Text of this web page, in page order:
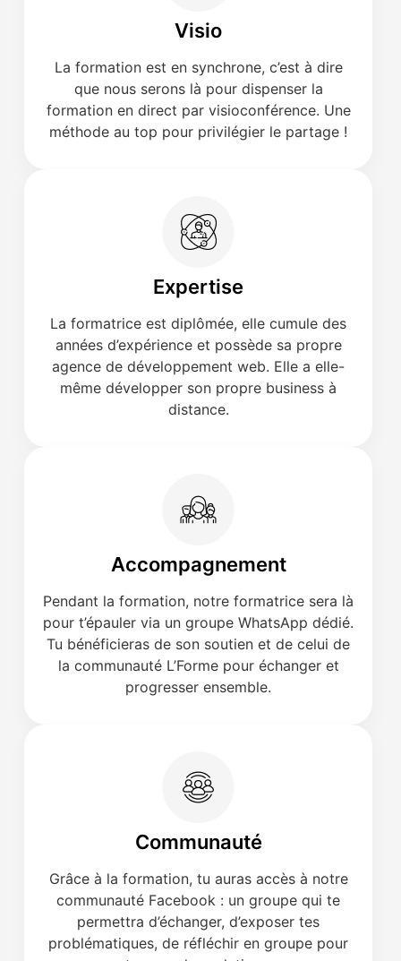
Visio
La formation est en synchrone, c’est à dire
que nous serons là pour dispenser la
formation en direct par visioconférence. Une
méthode au top pour privilégier le partage !
Expertise
La formatrice est diplômée, elle cumule des
années d’expérience et possède sa propre
agence de développement web. Elle a elle-
même développer son propre business à
distance.
Accompagnement
Pendant la formation, notre formatrice sera là
pour t’épauler via un groupe WhatsApp dédié.
Tu bénéficieras de son soutien et de celui de
la communauté L’Forme pour échanger et
progresser ensemble.
Communauté
Grâce à la formation, tu auras accès à notre
communauté Facebook : un groupe qui te
permettra d’échanger, d’exposer tes
problématiques, de réfléchir en groupe pour